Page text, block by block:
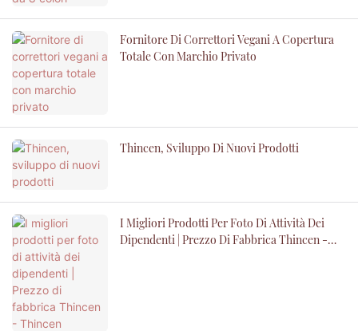
Fornitore Di Correttori Vegani A Copertura
Totale Con Marchio Privato
Thincen, Sviluppo Di Nuovi Prodotti
I Migliori Prodotti Per Foto Di Attività Dei
Dipendenti | Prezzo Di Fabbrica Thincen -